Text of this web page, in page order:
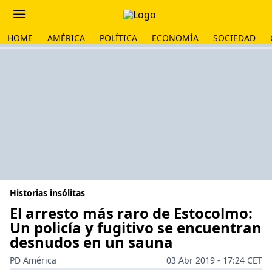
HOME AMÉRICA POLÍTICA ECONOMÍA SOCIEDAD
Historias insólitas
El arresto más raro de Estocolmo:
Un policía y fugitivo se encuentran
desnudos en un sauna
PD América
03 Abr 2019 - 17:24 CET